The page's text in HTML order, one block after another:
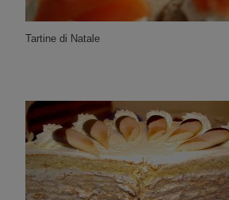
Tartine di Natale